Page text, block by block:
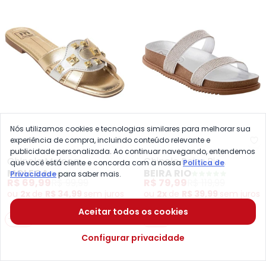
Moleca - Chinelo Moleca
Chinelo Moleca
(Dourado) em Sintético
MOLECA
R$ 69,99 R$ 99,99
ou 2x de R$ 34,99 sem juros
Chinelo Beira Rio
(Branco/Prata) em
Sintético
BEIRA RIO
R$ 79,99
ou 2x de R$ 39,99 sem juros
-30% -30%
Nós utilizamos cookies e tecnologias similares para melhorar sua
experiência de compra, incluindo conteúdo relevante e
publicidade personalizada. Ao continuar navegando, entendemos
que você está ciente e concorda com a nossa Política de
Privacidadepara saber mais.
Aceitar todos os cookies
Configurar privacidade